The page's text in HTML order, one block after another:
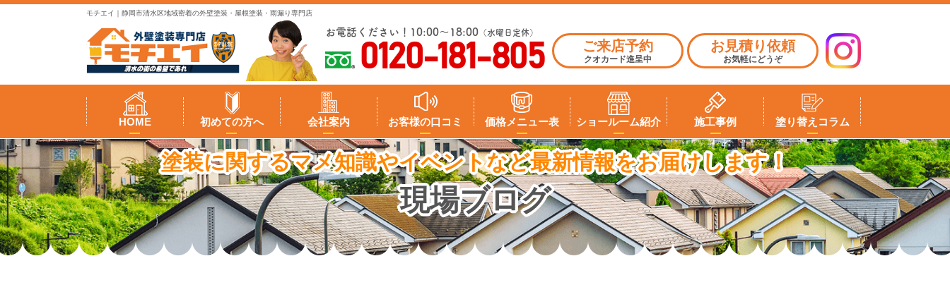
モチエイ｜静岡市清水区地域密着の外壁塗装・屋根塗装・雨漏り専門店
お電話ください！10:00～18:00 （水曜日定休）
0120-181-805 ご来店予約
クオカード進呈中
お見積り依頼
お気軽にどうぞ
HOME 初めての方へ 会社案内 お客様の口コミ 価格メニュー表 ショールーム紹介 施工事例 塗り替えコラム
塗装に関するマメ知識やイベントなど最新情報をお届けします！
現場ブログ